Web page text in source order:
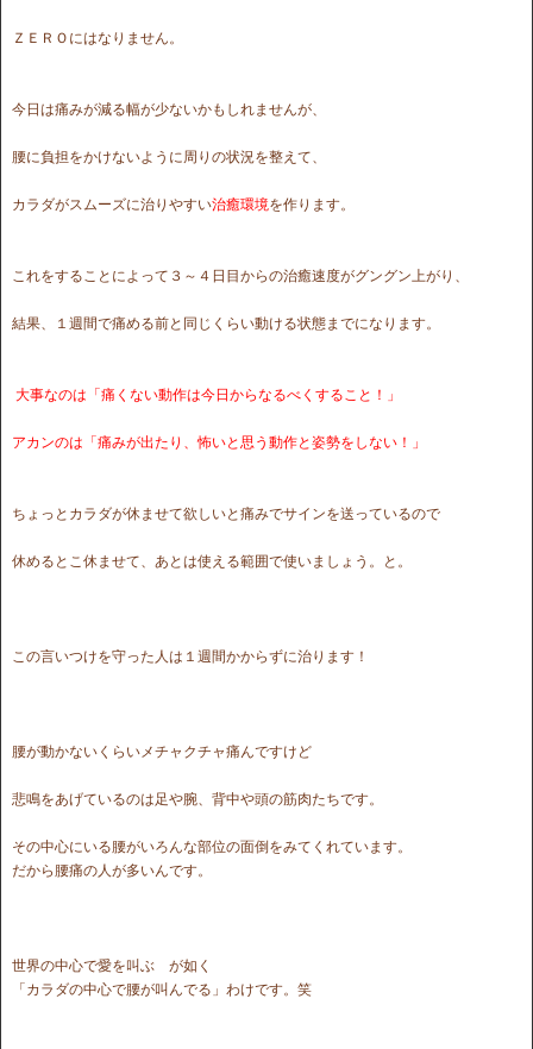
ＺＥＲＯにはなりません。
今日は痛みが減る幅が少ないかもしれませんが、
腰に負担をかけないように周りの状況を整えて、
カラダがスムーズに治りやすい治癒環境を作ります。
これをすることによって３～４日目からの治癒速度がグングン上がり、
結果、１週間で痛める前と同じくらい動ける状態までになります。
大事なのは「痛くない動作は今日からなるべくすること！」
アカンのは「痛みが出たり、怖いと思う動作と姿勢をしない！」
ちょっとカラダが休ませて欲しいと痛みでサインを送っているので
休めるとこ休ませて、あとは使える範囲で使いましょう。と。
この言いつけを守った人は１週間かからずに治ります！
腰が動かないくらいメチャクチャ痛んですけど
悲鳴をあげているのは足や腕、背中や頭の筋肉たちです。
その中心にいる腰がいろんな部位の面倒をみてくれています。
だから腰痛の人が多いんです。
世界の中心で愛を叫ぶ が如く
「カラダの中心で腰が叫んでる」わけです。笑